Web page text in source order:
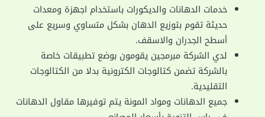
خدمات الدهانات والديكورات باستخدام اجهزة ومعدات
حديثة تقوم بتوزيع الدهان بشكل متساوي وسريع على
أسطح الجدران والاسقف.
لدي الشركة مبرمجين يقومون بوضع تطبيقات خاصة
بالشركة تضمن كتالوجات الكترونية بدلا من الكتالوجات
التقليدية.
جميع الدهانات ومواد المونة يتم توفيرها مقاول الدهانات